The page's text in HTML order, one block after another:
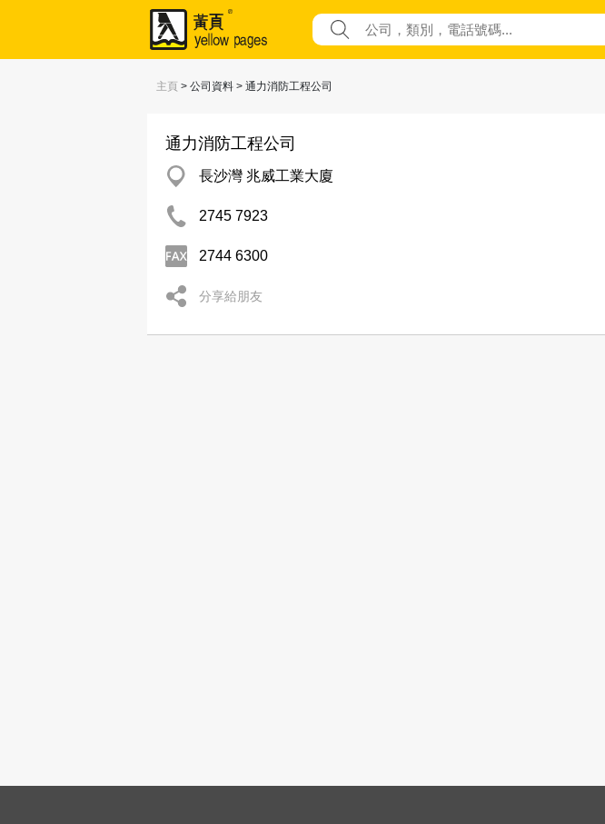
主頁 > 公司資料 > 通力消防工程公司
通力消防工程公司
長沙灣 兆威工業大廈
2745 7923
2744 6300
分享給朋友